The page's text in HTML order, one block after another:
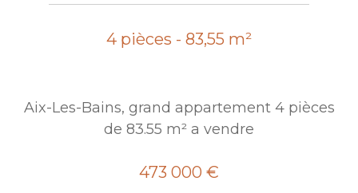
4 pièces - 83,55 m²
Aix-Les-Bains, grand appartement 4 pièces
de 83.55 m² a vendre
473 000 €